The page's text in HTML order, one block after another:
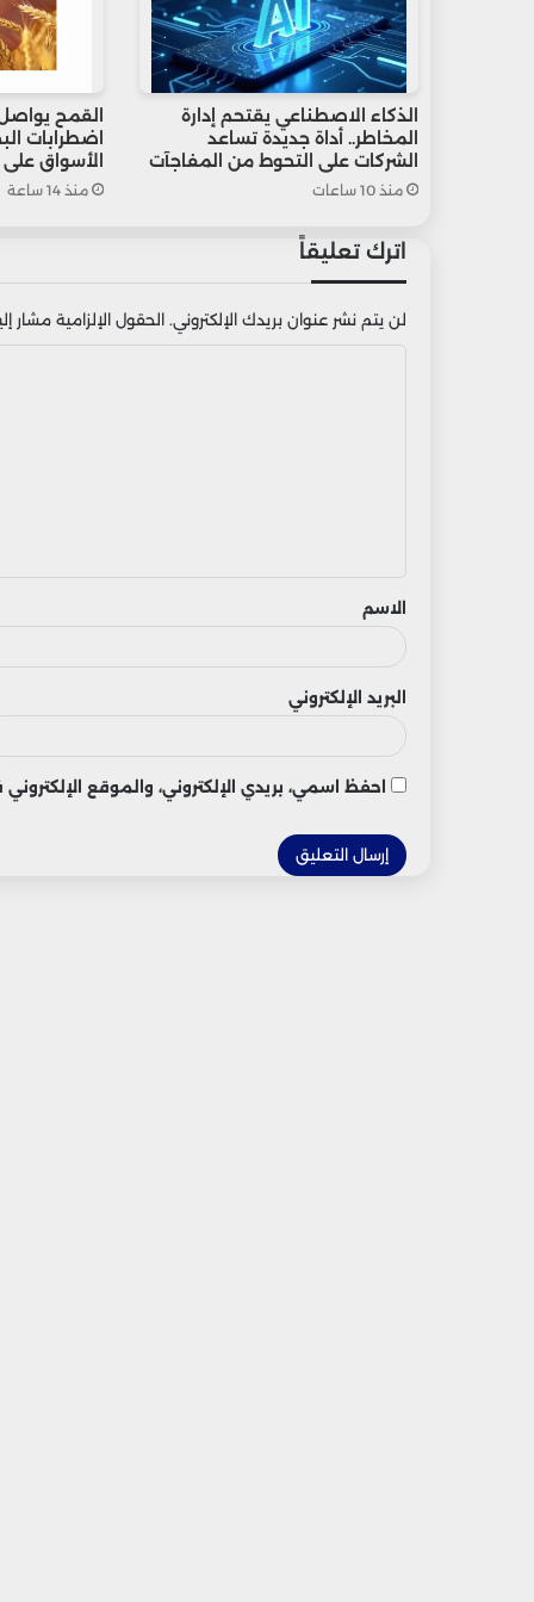
الذكاء الاصطناعي يقتحم إدارة
المخاطر.. أداة جديدة تساعد
الشركات على التحوط من المفاجآت
منذ 10 ساعات
القمح
اضطرابات
الأسواق
منذ 14 ساعة
اترك تعليقاً
لن يتم نشر عنوان بريدك الإلكتروني. الحقول الإلزامية مشار
ق
الاسم
البريد الإلكتروني
احفظ اسمي، بريدي الإلكتروني، والموقع